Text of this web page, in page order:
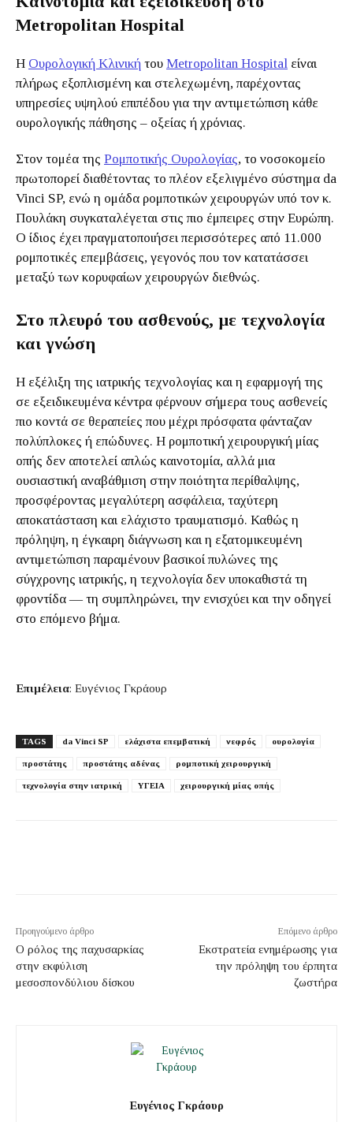
Metropolitan Hospital
Η Ουρολογική Κλινική του Metropolitan Hospital είναι
πλήρως εξοπλισμένη και στελεχωμένη, παρέχοντας
υπηρεσίες υψηλού επιπέδου για την αντιμετώπιση κάθε
ουρολογικής πάθησης – οξείας ή χρόνιας.
Στον τομέα της Ρομποτικής Ουρολογίας, το νοσοκομείο
πρωτοπορεί διαθέτοντας το πλέον εξελιγμένο σύστημα da
Vinci SP, ενώ η ομάδα ρομποτικών χειρουργών υπό τον κ.
Πουλάκη συγκαταλέγεται στις πιο έμπειρες στην Ευρώπη.
Ο ίδιος έχει πραγματοποιήσει περισσότερες από 11.000
ρομποτικές επεμβάσεις, γεγονός που τον κατατάσσει
μεταξύ των κορυφαίων χειρουργών διεθνώς.
Στο πλευρό του ασθενούς, με τεχνολογία
και γνώση
Η εξέλιξη της ιατρικής τεχνολογίας και η εφαρμογή της
σε εξειδικευμένα κέντρα φέρνουν σήμερα τους ασθενείς
πιο κοντά σε θεραπείες που μέχρι πρόσφατα φάνταζαν
πολύπλοκες ή επώδυνες. Η ρομποτική χειρουργική μίας
οπής δεν αποτελεί απλώς καινοτομία, αλλά μια
ουσιαστική αναβάθμιση στην ποιότητα περίθαλψης,
προσφέροντας μεγαλύτερη ασφάλεια, ταχύτερη
αποκατάσταση και ελάχιστο τραυματισμό. Καθώς η
πρόληψη, η έγκαιρη διάγνωση και η εξατομικευμένη
αντιμετώπιση παραμένουν βασικοί πυλώνες της
σύγχρονης ιατρικής, η τεχνολογία δεν υποκαθιστά τη
φροντίδα — τη συμπληρώνει, την ενισχύει και την οδηγεί
στο επόμενο βήμα.
Επιμέλεια: Ευγένιος Γκράουρ
TAGS da Vinci SP ελάχιστα επεμβατική νεφρός ουρολογία
προστάτης προστάτης αδένας ρομποτική χειρουργική
τεχνολογία στην ιατρική ΥΓΕΙΑ χειρουργική μίας οπής
Προηγούμενο άρθρο
Ο ρόλος της παχυσαρκίας
στην εκφύλιση
μεσοσπονδύλιου δίσκου
Επόμενο άρθρο
Εκστρατεία ενημέρωσης για
την πρόληψη του έρπητα
ζωστήρα
Ευγένιος Γκράουρ